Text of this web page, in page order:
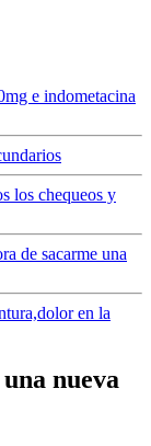
e indometacina
los chequeos y
de sacarme una
en la
nueva